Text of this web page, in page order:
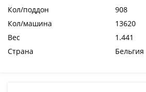
Кол/поддон
908
Кол/машина
13620
Вес
1.441
Страна
Бельгия